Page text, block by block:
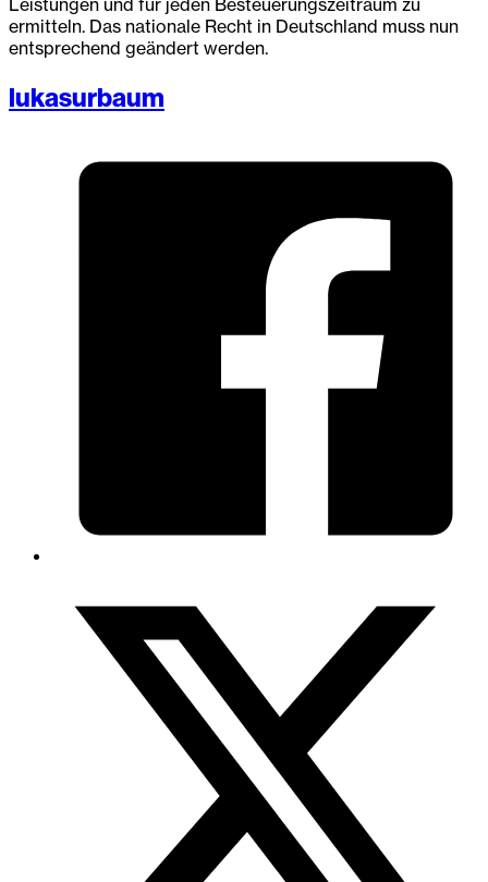
ermitteln. Das nationale Recht in Deutschland muss nun
entsprechend geändert werden.
lukasurbaum